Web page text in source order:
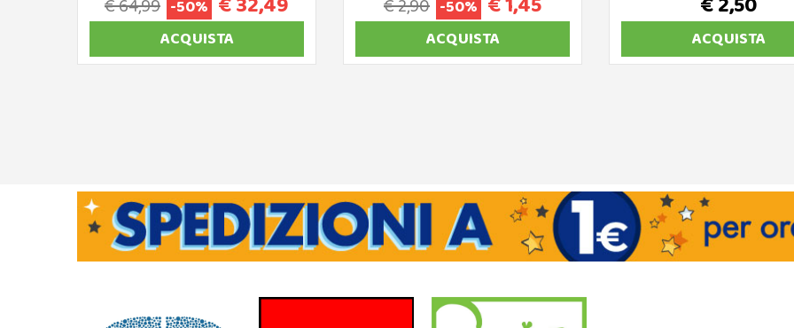
€ 64,99 -50%
ACQUISTA
€ 2,90 -50%
ACQUISTA ACQUISTA